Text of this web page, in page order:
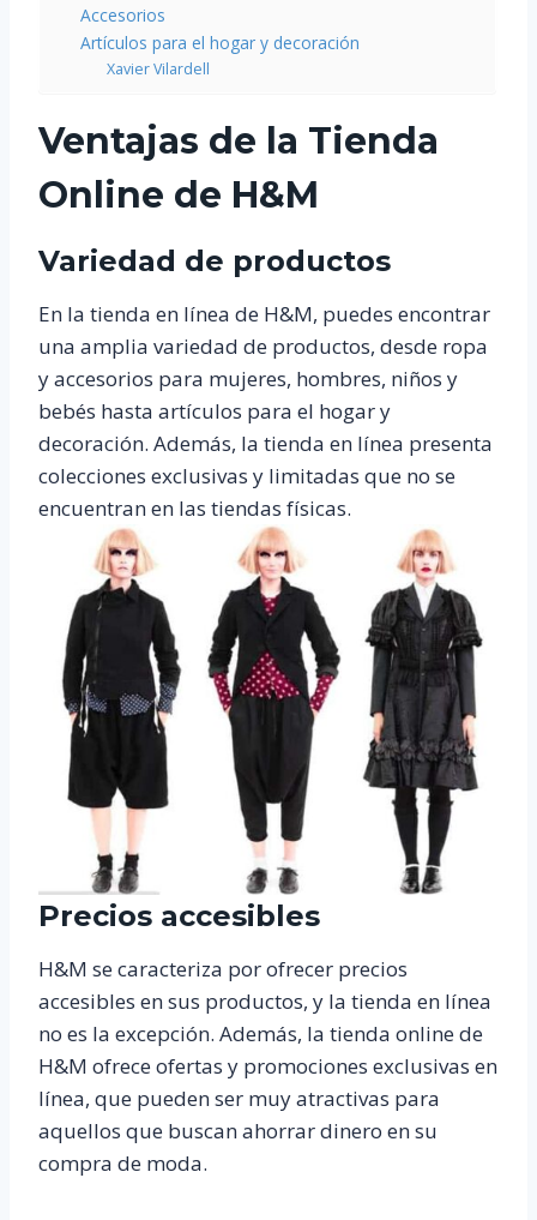
Accesorios
Artículos para el hogar y decoración
Xavier Vilardell
Ventajas de la Tienda
Online de H&M
Variedad de productos
En la tienda en línea de H&M, puedes encontrar
una amplia variedad de productos, desde ropa
y accesorios para mujeres, hombres, niños y
bebés hasta artículos para el hogar y
decoración. Además, la tienda en línea presenta
colecciones exclusivas y limitadas que no se
encuentran en las tiendas físicas.
Precios accesibles
H&M se caracteriza por ofrecer precios
accesibles en sus productos, y la tienda en línea
no es la excepción. Además, la tienda online de
H&M ofrece ofertas y promociones exclusivas en
línea, que pueden ser muy atractivas para
aquellos que buscan ahorrar dinero en su
compra de moda.